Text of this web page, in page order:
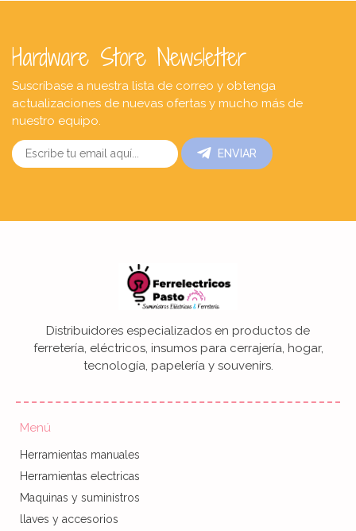
Hardware Store Newsletter
Suscríbase a nuestra lista de correo y obtenga
actualizaciones de nuevas ofertas y mucho más de
nuestro equipo.
ENVIAR
Distribuidores especializados en productos de
ferretería, eléctricos, insumos para cerrajería, hogar,
tecnología, papelería y souvenirs.
Menú
Herramientas manuales
Herramientas electricas
Maquinas y suministros
llaves y accesorios